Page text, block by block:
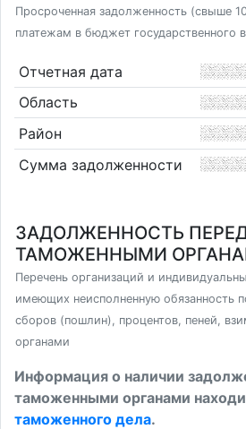
Просроченная задолженность (свыше
платежам в бюджет
Отчетная дата
Область
Район
Сумма задолженности
ЗАДОЛЖЕННОСТЬ
ТАМОЖЕННЫМИ
Перечень организаций и
имеющих неисполненную обязанность
сборов (пошлин), процентов, пеней,
органами
Информация о наличии
таможенными органами
таможенного дела.